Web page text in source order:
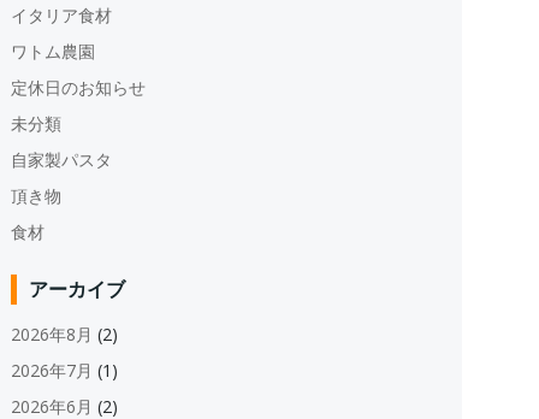
イタリア食材
ワトム農園
定休日のお知らせ
未分類
自家製パスタ
頂き物
食材
アーカイブ
2026年8月 (2)
2026年7月 (1)
2026年6月 (2)